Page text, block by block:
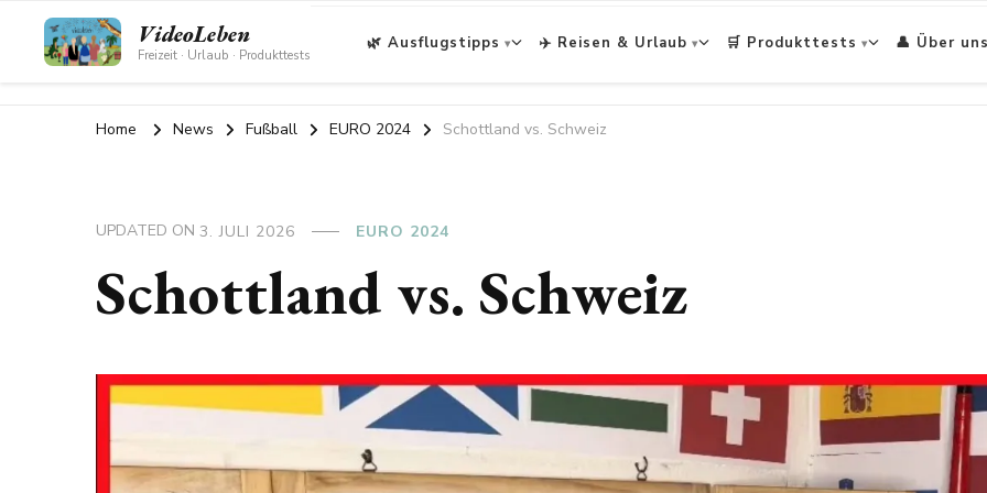
VideoLeben
Freizeit · Urlaub · Produkttests
🌿 Ausflugstipps ✈️ Reisen & Urlaub 🛒 Produkttests 👤 Über
Home News Fußball EURO 2024 Schottland vs. Schweiz
UPDATED ON 3. JULI 2026 EURO 2024
Schottland vs. Schweiz